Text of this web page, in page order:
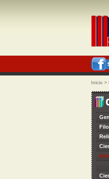
Inicio >